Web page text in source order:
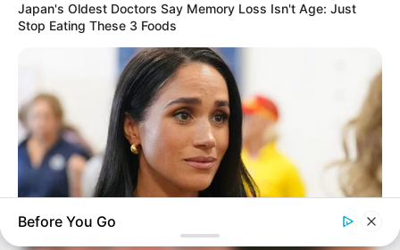
Japan's Oldest Doctors Say Memory Loss Isn't Age: Just
Stop Eating These 3 Foods
Before You Go